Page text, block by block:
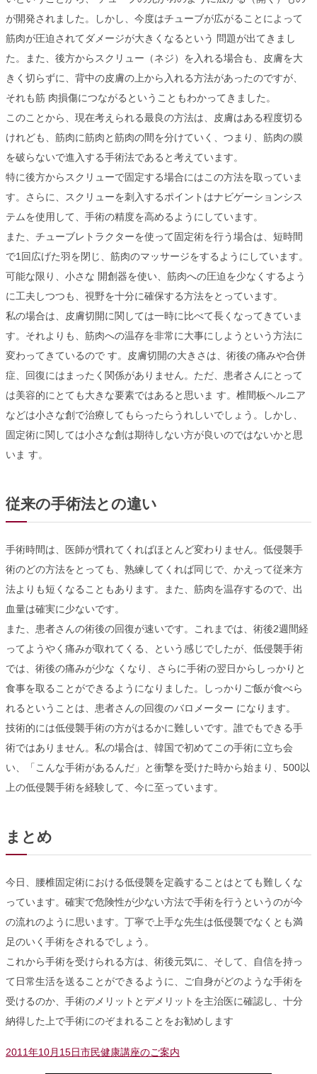
が開発されました。しかし、今度はチューブが広がることによって
筋肉が圧迫されてダメージが大きくなるという 問題が出てきまし
た。また、後方からスクリュー（ネジ）を入れる場合も、皮膚を大
きく切らずに、背中の皮膚の上から入れる方法があったのですが、
それも筋 肉損傷につながるということもわかってきました。
このことから、現在考えられる最良の方法は、皮膚はある程度切る
けれども、筋肉に筋肉と筋肉の間を分けていく、つまり、筋肉の膜
を破らないで進入する手術法であると考えています。
特に後方からスクリューで固定する場合にはこの方法を取っていま
す。さらに、スクリューを刺入するポイントはナビゲーションシス
テムを使用して、手術の精度を高めるようにしています。
また、チューブレトラクターを使って固定術を行う場合は、短時間
で1回広げた羽を閉じ、筋肉のマッサージをするようにしています。
可能な限り、小さな 開創器を使い、筋肉への圧迫を少なくするよう
に工夫しつつも、視野を十分に確保する方法をとっています。
私の場合は、皮膚切開に関しては一時に比べて長くなってきていま
す。それよりも、筋肉への温存を非常に大事にしようという方法に
変わってきているので す。皮膚切開の大きさは、術後の痛みや合併
症、回復にはまったく関係がありません。ただ、患者さんにとって
は美容的にとても大きな要素ではあると思いま す。椎間板ヘルニア
などは小さな創で治療してもらったらうれしいでしょう。しかし、
固定術に関しては小さな創は期待しない方が良いのではないかと思
いま す。
従来の手術法との違い
手術時間は、医師が慣れてくればほとんど変わりません。低侵襲手
術のどの方法をとっても、熟練してくれば同じで、かえって従来方
法よりも短くなることもあります。また、筋肉を温存するので、出
血量は確実に少ないです。
また、患者さんの術後の回復が速いです。これまでは、術後2週間経
ってようやく痛みが取れてくる、という感じでしたが、低侵襲手術
では、術後の痛みが少な くなり、さらに手術の翌日からしっかりと
食事を取ることができるようになりました。しっかりご飯が食べら
れるということは、患者さんの回復のバロメーター になります。
技術的には低侵襲手術の方がはるかに難しいです。誰でもできる手
術ではありません。私の場合は、韓国で初めてこの手術に立ち会
い、「こんな手術があるんだ」と衝撃を受けた時から始まり、500以
上の低侵襲手術を経験して、今に至っています。
まとめ
今日、腰椎固定術における低侵襲を定義することはとても難しくな
っています。確実で危険性が少ない方法で手術を行うというのが今
の流れのように思います。丁寧で上手な先生は低侵襲でなくとも満
足のいく手術をされるでしょう。
これから手術を受けられる方は、術後元気に、そして、自信を持っ
て日常生活を送ることができるように、ご自身がどのような手術を
受けるのか、手術のメリットとデメリットを主治医に確認し、十分
納得した上で手術にのぞまれることをお勧めします
2011年10月15日市民健康講座のご案内